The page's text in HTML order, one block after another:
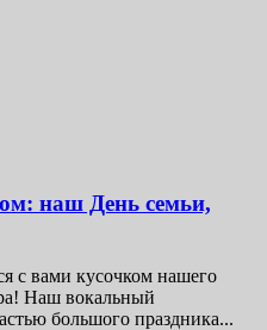
наш День семьи,
с вами кусочком нашего
Наш вокальный
большого праздника...